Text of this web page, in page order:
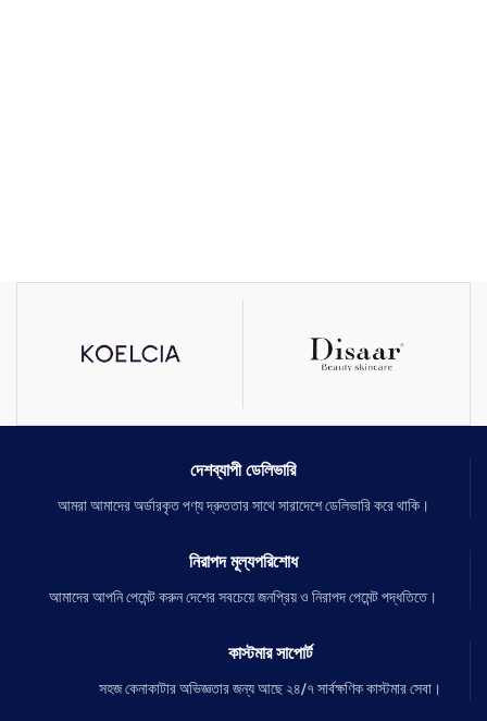
দেশব্যাপী ডেলিভারি
আমরা আমাদের অর্ডারকৃত পণ্য দ্রুততার সাথে সারাদেশে ডেলিভারি করে থাকি।
নিরাপদ মূল্যপরিশোধ
আমাদের আপনি পেমেন্ট করুন দেশের সবচেয়ে জনপ্রিয় ও নিরাপদ পেমেন্ট পদ্ধতিতে।
কাস্টমার সাপোর্ট
সহজ কেনাকাটার অভিজ্ঞতার জন্য আছে ২৪/৭ সার্বক্ষণিক কাস্টমার সেবা।